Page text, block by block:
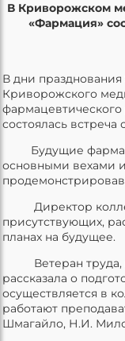
В Криворожском
«Фармация»
В дни
Криворожского
состоялась
Будущие
основными вехами
Директор
присутствующих,
планах на будущее.
Ветеран труда,
рассказала о
осуществляется в
работают
Шмагайло, Н.И.